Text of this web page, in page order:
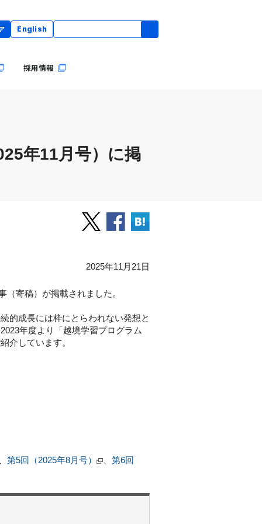
English
採用情報
年11月号）に掲
2025年11月21日
寄稿）が掲載されました。
的成長には枠にとらわれない発想と
年度より「越境学習プログラム
介しています。
第5回（2025年8月号）
第6回